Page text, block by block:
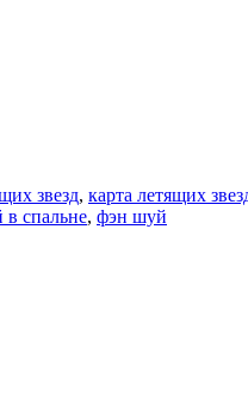
звезд, карта летящих
спальне, фэн шуй